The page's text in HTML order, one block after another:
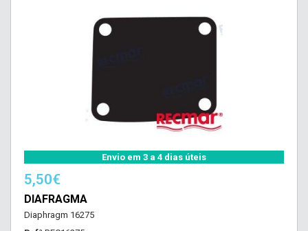
Envio em 3 a 4 dias úteis
5,50€
DIAFRAGMA
Diaphragm 16275